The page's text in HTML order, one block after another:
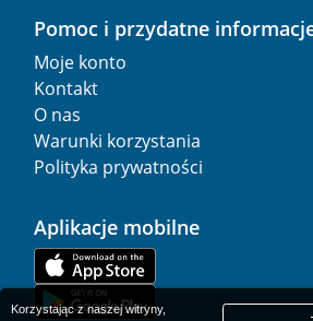
Pomoc i przydatne
Moje konto
Kontakt
O nas
Warunki korzystania
Polityka prywatności
Aplikacje mobilne
Korzystając z naszej witryny,